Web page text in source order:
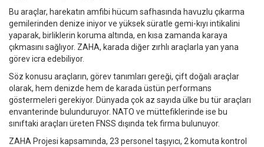
Bu araçlar, harekatın amfibi hücum safhasında havuzlu çıkarma
gemilerinden denize iniyor ve yüksek süratle gemi-kıyı intikalini
yaparak, birliklerin koruma altında, en kısa zamanda karaya
çıkmasını sağlıyor. ZAHA, karada diğer zırhlı araçlarla yan yana
görev icra edebiliyor.
Söz konusu araçların, görev tanımları gereği, çift doğalı araçlar
olarak, hem denizde hem de karada üstün performans
göstermeleri gerekiyor. Dünyada çok az sayıda ülke bu tür araçları
envanterinde bulunduruyor. NATO ve müttefiklerinde ise bu
sınıftaki araçları üreten FNSS dışında tek firma bulunuyor.
ZAHA Projesi kapsamında, 23 personel taşıyıcı, 2 komuta kontrol